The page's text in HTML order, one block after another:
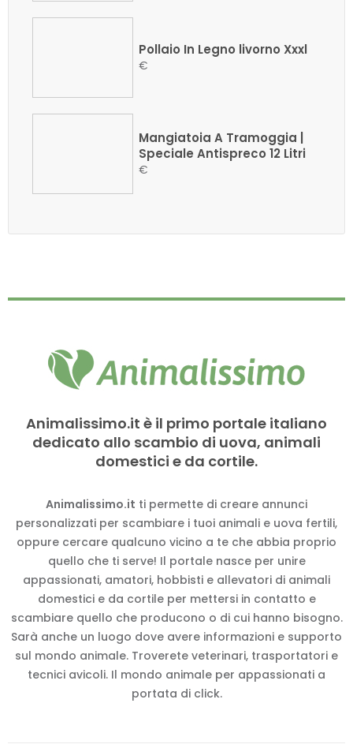
Pollaio In Legno livorno Xxxl
€
Mangiatoia A Tramoggia |
Speciale Antispreco 12 Litri
€
Animalissimo.it è il primo portale italiano
dedicato allo scambio di uova, animali
domestici e da cortile.
Animalissimo.it ti permette di creare annunci
personalizzati per scambiare i tuoi animali e uova fertili,
oppure cercare qualcuno vicino a te che abbia proprio
quello che ti serve! Il portale nasce per unire
appassionati, amatori, hobbisti e allevatori di animali
domestici e da cortile per mettersi in contatto e
scambiare quello che producono o di cui hanno bisogno.
Sarà anche un luogo dove avere informazioni e supporto
sul mondo animale. Troverete veterinari, trasportatori e
tecnici avicoli. Il mondo animale per appassionati a
portata di click.